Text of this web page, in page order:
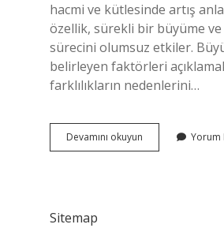
hacmi ve kütlesinde artış
özellik, sürekli bir büyüme ve
sürecini olumsuz etkiler.
belirleyen faktörleri
farklılıkların nedenlerini…
Devamını okuyun Büyümenin
Göstergesi
Yorum
Sitemap